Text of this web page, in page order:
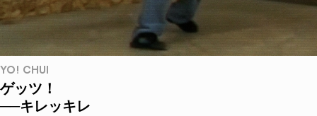
YO! CHUI
ゲッツ！
──キレッキレ